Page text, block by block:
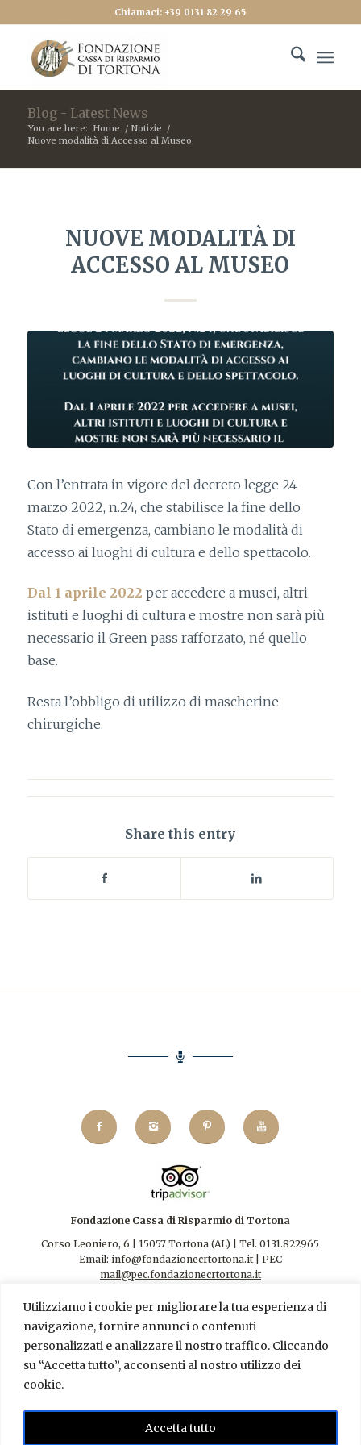
Utilizziamo i cookie per migliorare la tua esperienza di
navigazione, fornire annunci o contenuti
personalizzati e analizzare il nostro traffico. Cliccando
su “Accetta tutto”, acconsenti al nostro utilizzo dei
cookie.
Accetta tutto
Chiamaci: +39 0131 82 29 65
Blog - Latest News
You are here: Home / Notizie /
Nuove modalità di Accesso al Museo
NUOVE MODALITÀ DI
ACCESSO AL MUSEO
Con l’entrata in vigore del decreto legge 24
marzo 2022, n.24, che stabilisce la fine dello
Stato di emergenza, cambiano le modalità di
accesso ai luoghi di cultura e dello spettacolo.
Dal 1 aprile 2022 per accedere a musei, altri
istituti e luoghi di cultura e mostre non sarà più
necessario il Green pass rafforzato, né quello
base.
Resta l’obbligo di utilizzo di mascherine
chirurgiche.
Share this entry
Fondazione Cassa di Risparmio di Tortona
Corso Leoniero, 6 | 15057 Tortona (AL) | Tel. 0131.822965
Email: info@fondazionecrtortona.it| PEC
mail@pec.fondazionecrtortona.it
Contatti|Privacy Policy
FONDAZIONE CR TORTONA – AMMINISTRAZIONE
TRASPARENTE